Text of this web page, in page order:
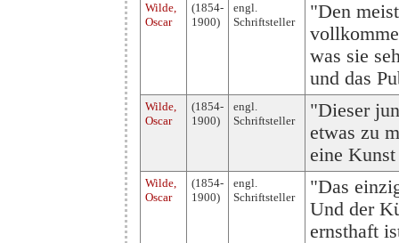
Wilde,
Oscar
(1854-
1900)
engl.
Schriftsteller
"Den
was sie
und das
Wilde,
Oscar
(1854-
1900)
engl.
Schriftsteller
"Dieser
etwas zu
eine
Wilde,
Oscar
(1854-
1900)
engl.
Schriftsteller
"Das
Und der
ernsthaft